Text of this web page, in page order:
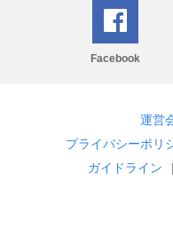
Facebook
運営
プライバシーポリ
ガイドライン
|